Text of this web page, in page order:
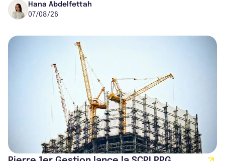
région de Chicago. Entre hausse de...
Hana Abdelfettah
07/08/26